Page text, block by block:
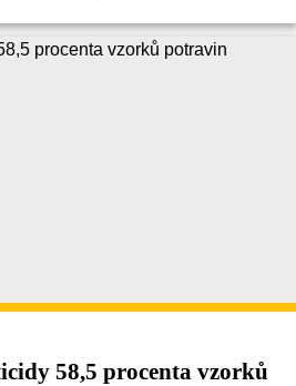
58,5 procenta vzorků